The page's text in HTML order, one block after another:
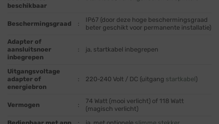
beschikbaar
Beschermingsgraad :
IP67 (door deze hoge beschermingsgraad
beter geschikt voor permanente installatie)
Adapter of
aansluitsnoer
inbegrepen
: ja, startkabel inbegrepen
Uitgangsvoltage
adapter of
energiebron
: 220-240 Volt / DC (uitgang startkabel)
Vermogen :
74 Watt (mooi verlicht) of 118 Watt
(magisch verlicht)